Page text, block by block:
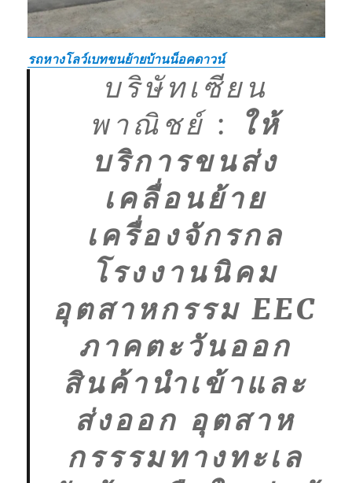
รถหางโลว์เบทขนย้ายบ้านน็อคดาวน์
บริษัทเซียน
พาณิชย์ :
ให้
บริการขนส่ง
เคลื่อนย้าย
เครื่องจักรกล
โรงงานนิคม
อุตสาหกรรม EEC
ภาคตะวันออก
สินค้านำเข้าและ
ส่งออก อุตสาห
กรรรมทางทะเล